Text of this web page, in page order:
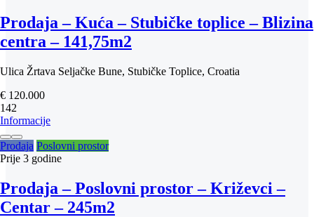
Prodaja – Kuća – Stubičke toplice – Blizina
centra – 141,75m2
Ulica Žrtava Seljačke Bune, Stubičke Toplice, Croatia
€ 120.000
142
Informacije
Prodaja Poslovni prostor
Prije 3 godine
Prodaja – Poslovni prostor – Križevci –
Centar – 245m2